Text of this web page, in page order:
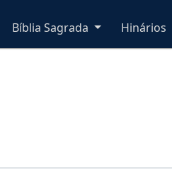
Bíblia Sagrada Hinários